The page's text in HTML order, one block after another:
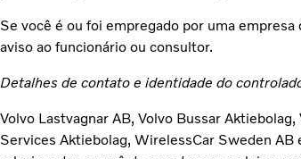
Se você é ou foi empregado por uma
aviso ao funcionário ou consultor.
Detalhes de contato e identidade do
Volvo Lastvagnar AB, Volvo Bussar
Services Aktiebolag, WirelessCar Sweden AB